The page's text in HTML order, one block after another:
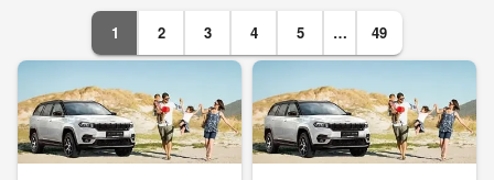
1 2 3 4 5 … 49